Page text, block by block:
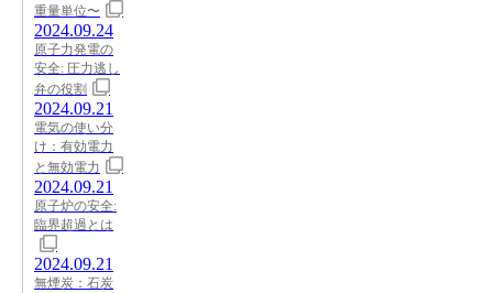
重量単位〜
2024.09.24
原子力発電の
安全: 圧力逃し
弁の役割
2024.09.21
電気の使い分
け：有効電力
と無効電力
2024.09.21
原子炉の安全:
臨界超過とは
2024.09.21
無煙炭：石炭